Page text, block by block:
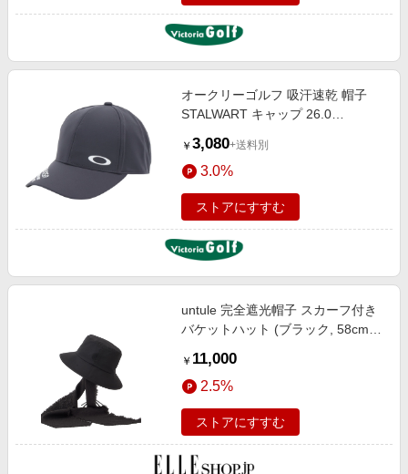
オークリーゴルフ 吸汗速乾 帽子
STALWART キャップ 26.0
￥ 3,080+送料別
3.0%
ストアにすすむ
untule 完全遮光帽子 スカーフ付き
バケットハット (ブラック, 58cm)
￥ 11,000
2.5%
ストアにすすむ